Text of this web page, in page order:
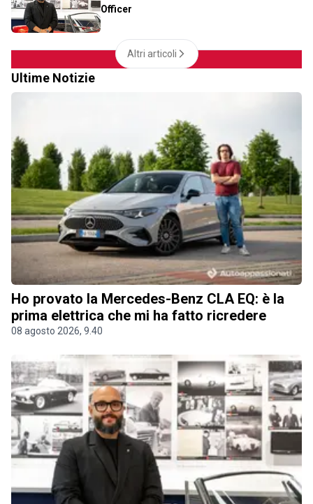
Officer
Altri articoli
Ultime Notizie
Ho provato la Mercedes-Benz CLA EQ: è la
prima elettrica che mi ha fatto ricredere
08 agosto 2026, 9.40